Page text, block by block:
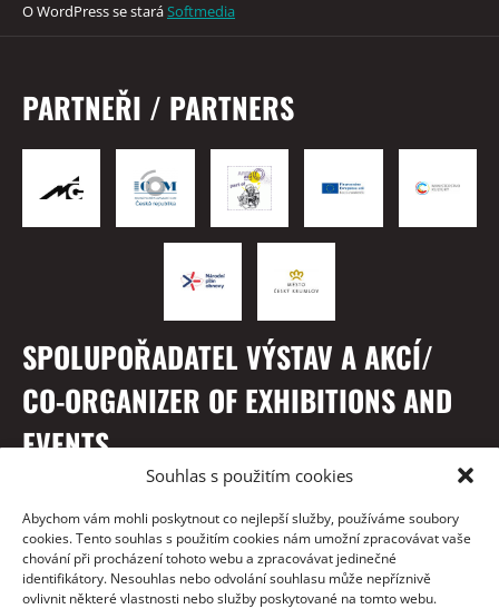
Souhlas s použitím cookies
Abychom vám mohli poskytnout co nejlepší služby, používáme soubory
cookies. Tento souhlas s použitím cookies nám umožní zpracovávat vaše
chování při procházení tohoto webu a zpracovávat jedinečné
identifikátory. Nesouhlas nebo odvolání souhlasu může nepříznivě
ovlivnit některé vlastnosti nebo služby poskytované na tomto webu.
O WordPress se staráSoftmedia
PARTNEŘI / PARTNERS
SPOLUPOŘADATEL VÝSTAV A AKCÍ/
CO-ORGANIZER OF EXHIBITIONS AND
EVENTS